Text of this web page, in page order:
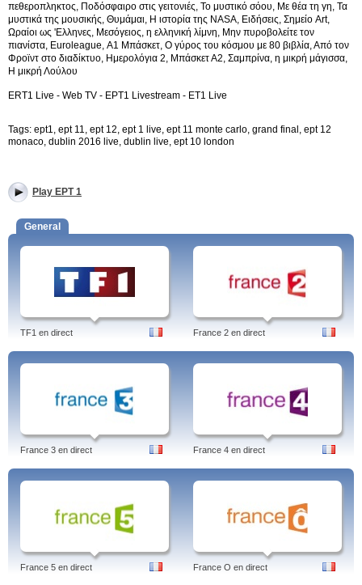
πεθεροπληκτος, Ποδόσφαιρο στις γειτονιές, Το μυστικό σόου, Με θέα τη γη, Τα
μυστικά της μουσικής, Θυμάμαι, H ιστορία της NASA, Ειδήσεις, Σημείο Art,
Ωραίοι ως 'Eλληνες, Μεσόγειος, η ελληνική λίμνη, Μην πυροβολείτε τον
πιανίστα, Euroleague, Α1 Μπάσκετ, Ο γύρος του κόσμου με 80 βιβλία, Από τον
Φροϊντ στο διαδίκτυο, Ημερολόγια 2, Μπάσκετ Α2, Σαμπρίνα, η μικρή μάγισσα,
Η μικρή Λούλου
ERT1 Live - Web TV - EPT1 Livestream - ET1 Live
Tags: ept1, ept 11, ept 12, ept 1 live, ept 11 monte carlo, grand final, ept 12
monaco, dublin 2016 live, dublin live, ept 10 london
Play EPT 1
General
TF1 en direct France 2 en direct
France 3 en direct France 4 en direct
France 5 en direct France O en direct